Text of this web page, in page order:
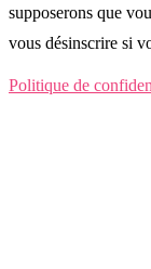
supposerons que
vous désinscrire si
Politique de